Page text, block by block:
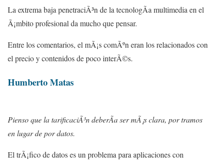
La extrema baja penetraciÃ³n de la tecnologÃ­a multimedia en el
Ã¡mbito profesional da mucho que pensar.
Entre los comentarios, el mÃ¡s comÃºn eran los relacionados con
el precio y contenidos de poco interÃ©s.
Humberto Matas
Pienso que la tarificaciÃ³n deberÃ­a ser mÃ¡s clara, por tramos
en lugar de por datos.
El trÃ¡fico de datos es un problema para aplicaciones con